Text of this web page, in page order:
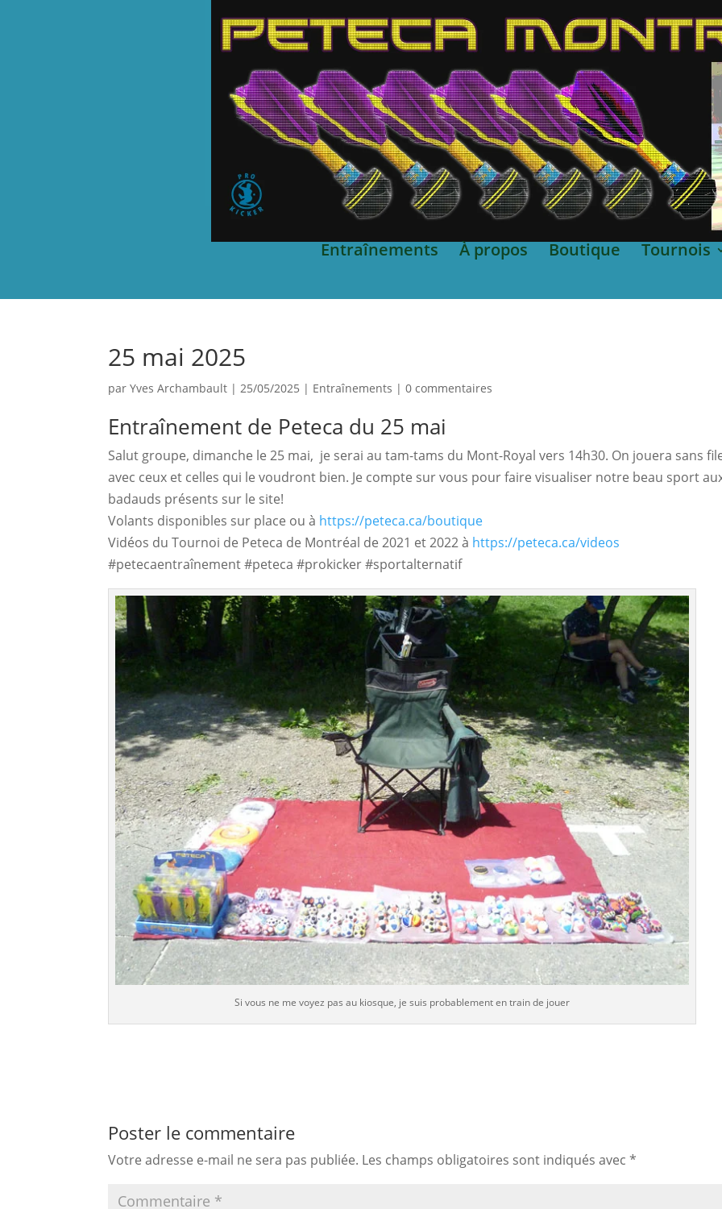
Entraînements À propos Boutique Tournois
25 mai 2025
parYves Archambault |25/05/2025 | Entraînements |0 commentaires
Entraînement de Peteca du 25 mai
Salut groupe, dimanche le 25 mai, je serai au tam-tams du Mont-Royal vers 14h30. On jouera sans
avec ceux et celles qui le voudront bien. Je compte sur vous pour faire visualiser notre beau sport
badauds présents sur le site!
Volants disponibles sur place ou à https://peteca.ca/boutique
Vidéos du Tournoi de Peteca de Montréal de 2021 et 2022 à https://peteca.ca/videos
#petecaentraînement #peteca #prokicker #sportalternatif
Si vous ne me voyez pas au kiosque, je suis probablement en train de jouer
Poster le commentaire
Votre adresse e-mail ne sera pas publiée. Les champs obligatoires sont indiqués avec*